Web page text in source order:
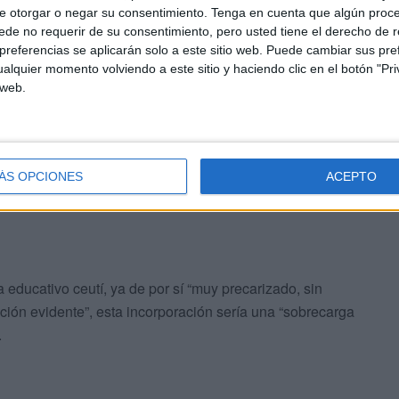
otorgar o negar su consentimiento. Tenga en cuenta que algún
no requerir de su consentimiento, pero usted tiene el derecho de
se aplicarán solo a este sitio web. Puede cambiar sus
momento volviendo a este sitio y haciendo clic en el botón
OPCIONES ACEPTO
la antigua cárcel de Los Rosales
Rodríguez Ruiz, ha aludido al objetivo de Vox de crear
acompañados en el antiguo centro penitenciario de
menores a su país de origen “porque
ceutí, ya de por sí “muy precarizado, sin
evidente”, esta incorporación sería una “sobrecarga